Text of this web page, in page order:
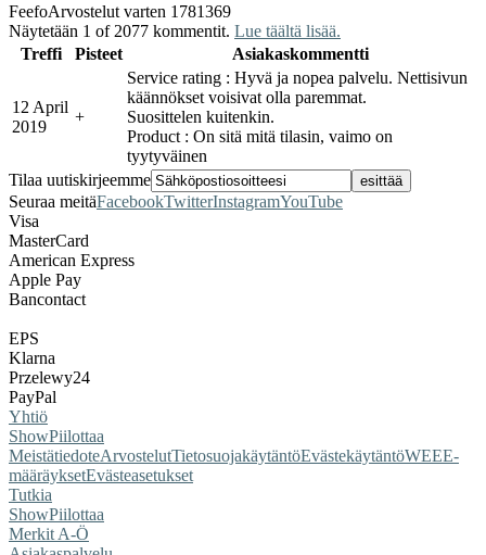
FeefoArvostelut varten 1781369
Näytetään 1 of 2077 kommentit. Lue täältä lisää.
Treffi
Pisteet Asiakaskommentti
12 April
2019
+
Service rating : Hyvä ja nopea palvelu. Nettisivun
käännökset voisivat olla paremmat.
Suosittelen kuitenkin.
Product : On sitä mitä tilasin, vaimo on
tyytyväinen
Tilaa uutiskirjeemme
Seuraa meitäFacebookTwitterInstagramYouTube
Visa
MasterCard
American Express
Apple Pay
Bancontact
EPS
Klarna
Przelewy24
PayPal
Yhtiö
ShowPiilottaa
MeistätiedoteArvostelutTietosuojakäytäntöEvästekäytäntöWEEE-
määräyksetEvästeasetukset
Tutkia
ShowPiilottaa
Merkit A-Ö